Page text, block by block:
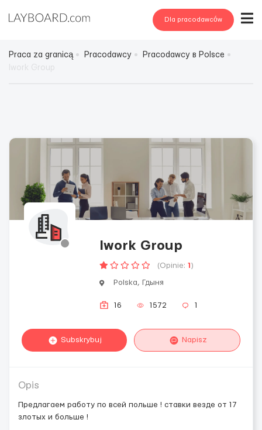
Dla pracodawców
Praca za granicą Pracodawcy
Pracodawcy в Polsce
Iwork Group
(Opinie: 1 )
Polska, Гдыня
16 1572 1
Subskrybuj Napisz
Opis
Предлагаем работу по всей польше ! ставки везде от 17
злотых и больше !